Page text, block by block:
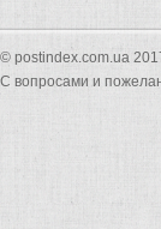
© postindex.com.ua
С вопросами и